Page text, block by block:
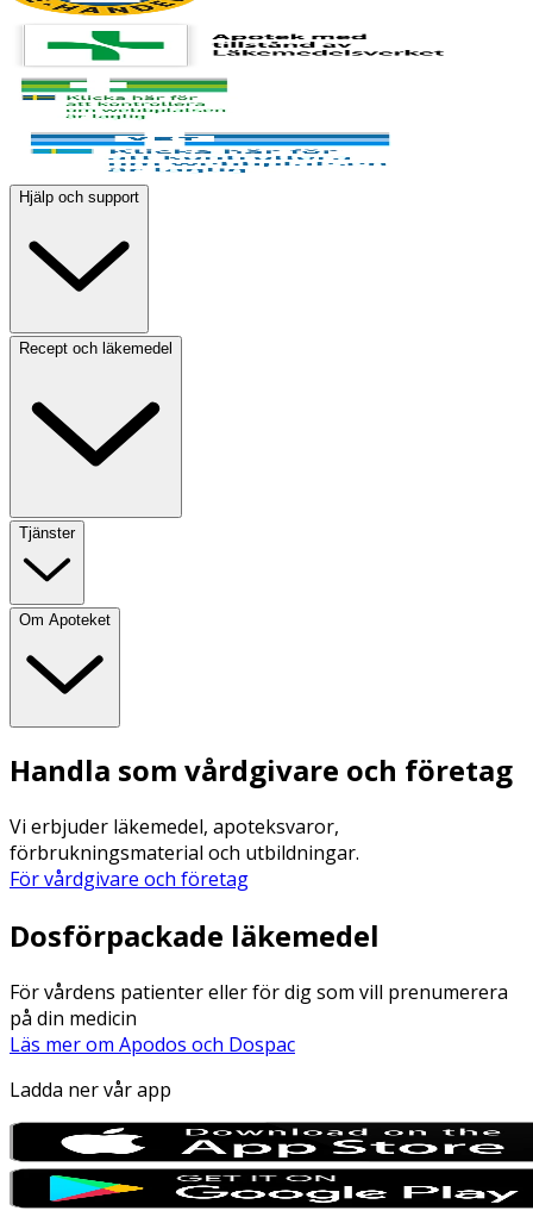
Hjälp och support
Recept och läkemedel
Tjänster
Om Apoteket
Handla som vårdgivare och företag
Vi erbjuder läkemedel, apoteksvaror,
förbrukningsmaterial och utbildningar.
För vårdgivare och företag
Dosförpackade läkemedel
För vårdens patienter eller för dig som vill prenumerera
på din medicin
Läs mer om Apodos och Dospac
Ladda ner vår app